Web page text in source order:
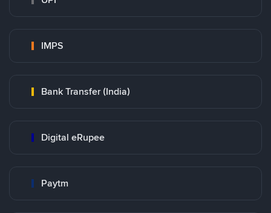
IMPS
Bank Transfer (India)
Digital eRupee
Paytm